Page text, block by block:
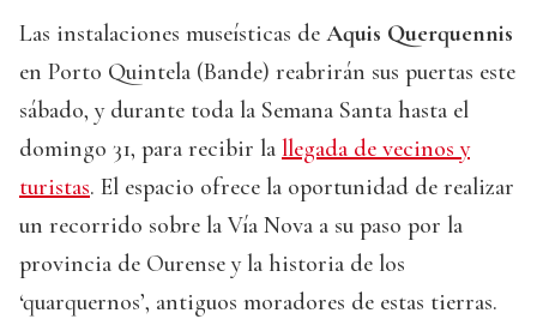
Las instalaciones museísticas de Aquis Querquennis
en Porto Quintela (Bande) reabrirán sus puertas este
sábado, y durante toda la Semana Santa hasta el
domingo 31, para recibir la llegada de vecinos y
turistas. El espacio ofrece la oportunidad de realizar
un recorrido sobre la Vía Nova a su paso por la
provincia de Ourense y la historia de los
‘quarquernos’, antiguos moradores de estas tierras.